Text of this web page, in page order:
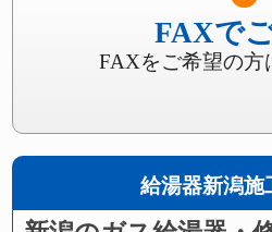
FAXで
FAXをご希望の方
給湯器新潟施